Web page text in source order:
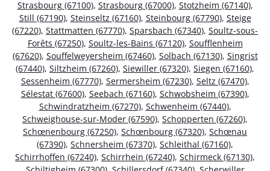
Strasbourg (67100), Strasbourg (67000), Stotzheim (67140),
Still (67190), Steinseltz (67160), Steinbourg (67790), Steige
(67220), Stattmatten (67770), Sparsbach (67340), Soultz-sous-
Forêts (67250), Soultz-les-Bains (67120), Soufflenheim
(67620), Souffelweyersheim (67460), Solbach (67130), Singrist
(67440), Siltzheim (67260), Siewiller (67320), Siegen (67160),
Sessenheim (67770), Sermersheim (67230), Seltz (67470),
Sélestat (67600), Seebach (67160), Schwobsheim (67390),
Schwindratzheim (67270), Schwenheim (67440),
Schweighouse-sur-Moder (67590), Schopperten (67260),
Schœnenbourg (67250), Schœnbourg (67320), Schœnau
(67390), Schnersheim (67370), Schleithal (67160),
Schirrhoffen (67240), Schirrhein (67240), Schirmeck (67130),